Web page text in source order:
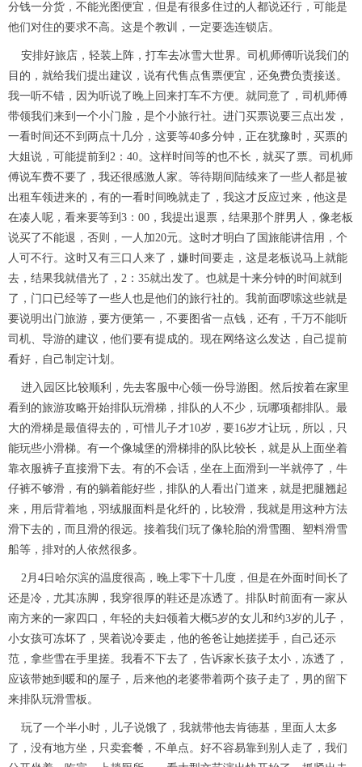
分钱一分货，不能光图便宜，但是有很多住过的人都说还行，可能是
他们对住的要求不高。这是个教训，一定要选连锁店。
安排好旅店，轻装上阵，打车去冰雪大世界。司机师傅听说我们的
目的，就给我们提出建议，说有代售点售票便宜，还免费负责接送。
我一听不错，因为听说了晚上回来打车不方便。就同意了，司机师傅
带领我们来到一个小门脸，是个小旅行社。进门买票说要三点出发，
一看时间还不到两点十几分，这要等40多分钟，正在犹豫时，买票的
大姐说，可能提前到2：40。这样时间等的也不长，就买了票。司机师
傅说车费不要了，我还很感激人家。等待期间陆续来了一些人都是被
出租车领进来的，有的一看时间晚就走了，我这才反应过来，他这是
在凑人呢，看来要等到3：00，我提出退票，结果那个胖男人，像老板
说买了不能退，否则，一人加20元。这时才明白了国旅能讲信用，个
人可不行。这时又有三口人来了，嫌时间要走，这是老板说马上就能
去，结果我就借光了，2：35就出发了。也就是十来分钟的时间就到
了，门口已经等了一些人也是他们的旅行社的。我前面啰嗦这些就是
要说明出门旅游，要方便第一，不要图省一点钱，还有，千万不能听
司机、导游的建议，他们要有提成的。现在网络这么发达，自己提前
看好，自己制定计划。
进入园区比较顺利，先去客服中心领一份导游图。然后按着在家里
看到的旅游攻略开始排队玩滑梯，排队的人不少，玩哪项都排队。最
大的滑梯是最值得去的，可惜儿子才10岁，要16岁才让玩，所以，只
能玩些小滑梯。有一个像城堡的滑梯排的队比较长，就是从上面坐着
靠衣服裤子直接滑下去。有的不会话，坐在上面滑到一半就停了，牛
仔裤不够滑，有的躺着能好些，排队的人看出门道来，就是把腿翘起
来，用后背着地，羽绒服面料是化纤的，比较滑，我就是用这种方法
滑下去的，而且滑的很远。接着我们玩了像轮胎的滑雪圈、塑料滑雪
船等，排对的人依然很多。
2月4日哈尔滨的温度很高，晚上零下十几度，但是在外面时间长了
还是冷，尤其冻脚，我穿很厚的鞋还是冻透了。排队时前面有一家从
南方来的一家四口，年轻的夫妇领着大概5岁的女儿和约3岁的儿子，
小女孩可冻坏了，哭着说冷要走，他的爸爸让她搓搓手，自己还示
范，拿些雪在手里搓。我看不下去了，告诉家长孩子太小，冻透了，
应该带她到暖和的屋子，后来他的老婆带着两个孩子走了，男的留下
来排队玩滑雪板。
玩了一个半小时，儿子说饿了，我就带他去肯德基，里面人太多
了，没有地方坐，只卖套餐，不单点。好不容易靠到别人走了，我们